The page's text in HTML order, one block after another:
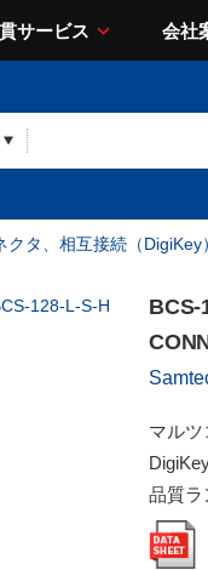
サービス 会社
クタ、相互接続（DigiKey）
BCS-
マルツ
品質ラ